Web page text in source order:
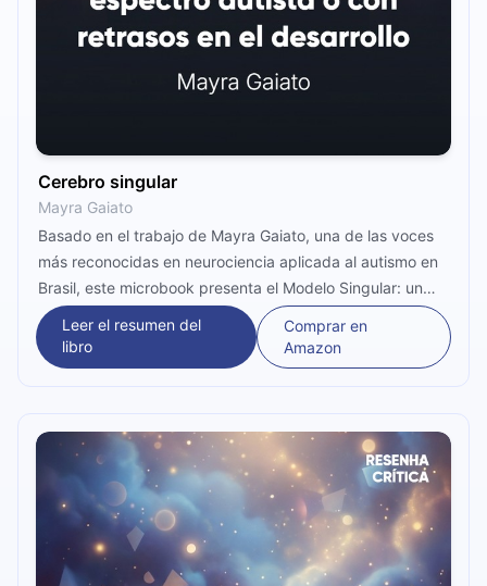
Cerebro singular
Mayra Gaiato
Basado en el trabajo de Mayra Gaiato, una de las voces
más reconocidas en neurociencia aplicada al autismo en
Brasil, este microbook presenta el Modelo Singular: un
método de diez pasos que combina ciencia conductual y
conexión emocional genuina para acompañar a niños en
el espectro autista o con retrasos en el desarrollo. Desde
una oportunidad real de aprendizaje.
Leer el resumen del
libro
Comprar en
Amazon